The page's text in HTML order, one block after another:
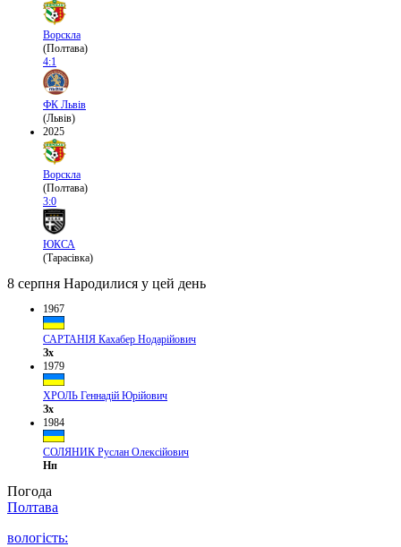
Ворскла
(Полтава)
4:1
ФК Львів
(Львів)
2025
Ворскла
(Полтава)
3:0
ЮКСА
(Тарасівка)
8 серпня Народилися у цей день
1967
САРТАНІЯ Кахабер Нодарійович
Зх
1979
ХРОЛЬ Геннадій Юрійович
Зх
1984
СОЛЯНИК Руслан Олексійович
Нп
Погода
Полтава
вологість: